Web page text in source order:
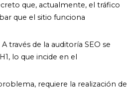
que, actualmente, el tráfico
que el sitio funciona
través de la auditoría SEO se
lo que incide en el
requiere la realización de